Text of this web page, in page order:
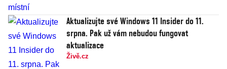
Aktualizujte své Windows 11 Insider do 11.
srpna. Pak už vám nebudou fungovat
aktualizace
Živě.cz